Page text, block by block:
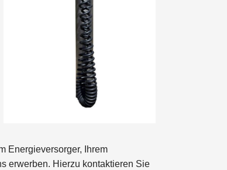
Energieversorger, Ihrem
erwerben. Hierzu kontaktieren Sie